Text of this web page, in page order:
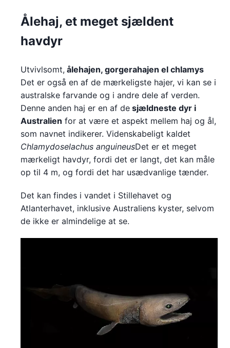
Ålehaj, et meget sjældent
havdyr
Utvivlsomt, ålehajen, gorgerahajen el chlamys
Det er også en af de mærkeligste hajer, vi kan se i
australske farvande og i andre dele af verden.
Denne anden haj er en af de sjældneste dyr i
Australien for at være et aspekt mellem haj og ål,
som navnet indikerer. Videnskabeligt kaldet
Chlamydoselachus anguineusDet er et meget
mærkeligt havdyr, fordi det er langt, det kan måle
op til 4 m, og fordi det har usædvanlige tænder.
Det kan findes i vandet i Stillehavet og
Atlanterhavet, inklusive Australiens kyster, selvom
de ikke er almindelige at se.